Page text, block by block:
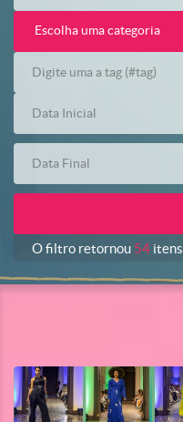
Escolha uma categoria
O filtro retornou 54 itens